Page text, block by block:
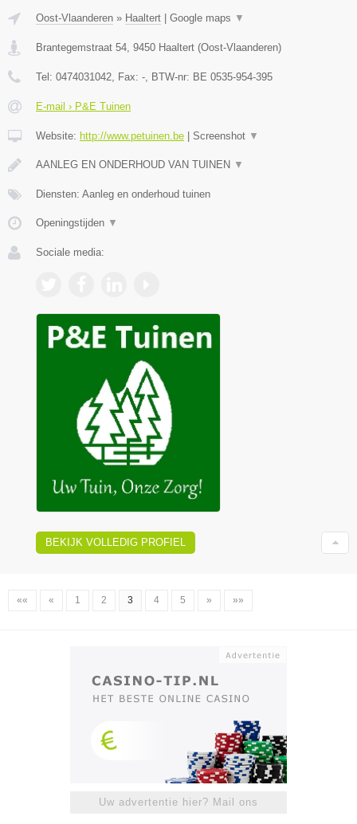
Oost-Vlaanderen » Haaltert Google maps ▼
Brantegemstraat 54, 9450 Haaltert (Oost-Vlaanderen)
Tel: 0474031042, Fax: -, BTW-nr: BE 0535-954-395
E-mail › P&E Tuinen
Website: http://www.petuinen.be Screenshot ▼
AANLEG EN ONDERHOUD VAN TUINEN ▼
Diensten: Aanleg en onderhoud tuinen
Openingstijden ▼
Sociale media:
BEKIJK VOLLEDIG PROFIEL
«« « 1 2 3 4 5 » »»
Uw advertentie hier? Mail ons